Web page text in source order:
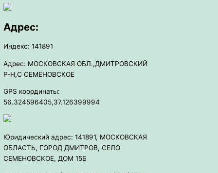
Адрес:
Индекс: 141891
Адрес: МОСКОВСКАЯ ОБЛ.,ДМИТРОВСКИЙ
Р-Н,С СЕМЕНОВСКОЕ
GPS координаты:
56.324596405,37.126399994
Юридический адрес: 141891, МОСКОВСКАЯ
ОБЛАСТЬ, ГОРОД ДМИТРОВ, СЕЛО
СЕМЕНОВСКОЕ, ДОМ 15Б